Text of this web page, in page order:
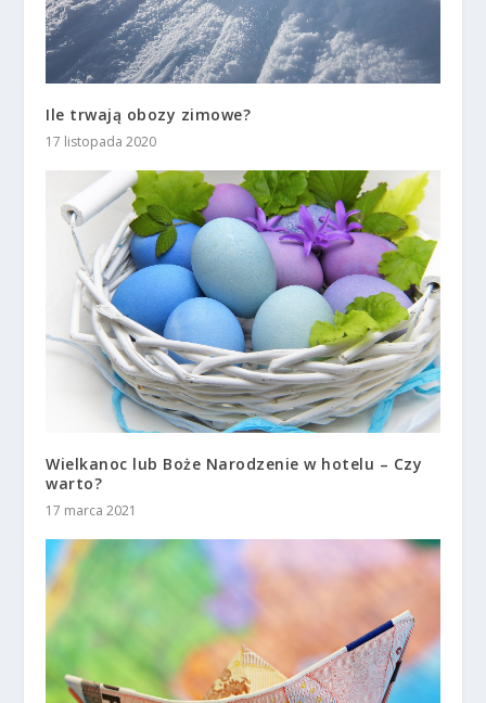
Ile trwają obozy zimowe?
17 listopada 2020
Wielkanoc lub Boże Narodzenie w hotelu – Czy
warto?
17 marca 2021